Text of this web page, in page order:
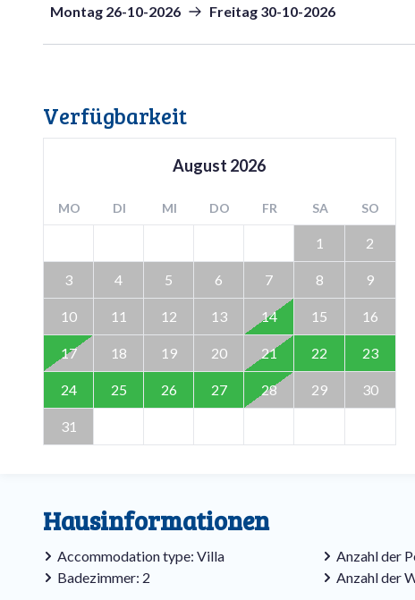
Montag 26-10-2026 Freitag 30-10-2026
Verfügbarkeit
August 2026
MO DI MI DO FR SA SO
1 2
3 4 5 6 7 8 9
10 11 12 13 14 15 16
17 18 19 20 21 22 23
24 25 26 27 28 29 30
31
Hausinformationen
Accommodation type: Villa Anzahl der
Badezimmer: 2
Anzahl der